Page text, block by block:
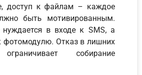
доступ к файлам – каждое
быть мотивированным.
нуждается в входе к SMS, а
фотомодулю. Отказ в лишних
собирание